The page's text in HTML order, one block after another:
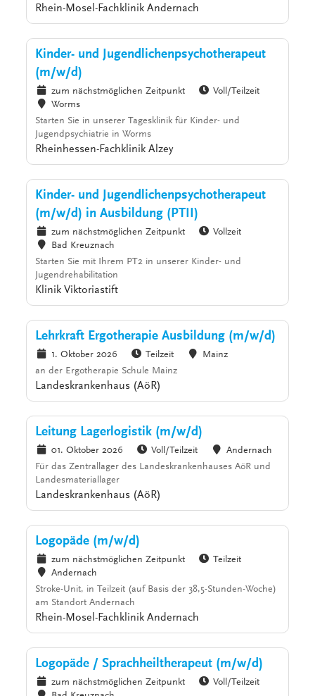
Rhein-Mosel-Fachklinik Andernach
Kinder- und Jugendlichenpsychotherapeut
(m/w/d)
zum nächstmöglichen Zeitpunkt
Voll/Teilzeit
Worms
Starten Sie in unserer Tagesklinik für Kinder- und
Jugendpsychiatrie in Worms
Rheinhessen-Fachklinik Alzey
Kinder- und Jugendlichenpsychotherapeut
(m/w/d) in Ausbildung (PTII)
zum nächstmöglichen Zeitpunkt
Vollzeit
Bad Kreuznach
Starten Sie mit Ihrem PT2 in unserer Kinder- und
Jugendrehabilitation
Klinik Viktoriastift
Lehrkraft Ergotherapie Ausbildung (m/w/d)
1. Oktober 2026 Teilzeit
Mainz
an der Ergotherapie Schule Mainz
Landeskrankenhaus (AöR)
Leitung Lagerlogistik (m/w/d)
01. Oktober 2026 Voll/Teilzeit
Andernach
Für das Zentrallager des Landeskrankenhauses AöR und
Landesmateriallager
Landeskrankenhaus (AöR)
Logopäde (m/w/d)
zum nächstmöglichen Zeitpunkt
Teilzeit
Andernach
Stroke-Unit, in Teilzeit (auf Basis der 38,5-Stunden-Woche)
am Standort Andernach
Rhein-Mosel-Fachklinik Andernach
Logopäde / Sprachheiltherapeut (m/w/d)
zum nächstmöglichen Zeitpunkt
Voll/Teilzeit